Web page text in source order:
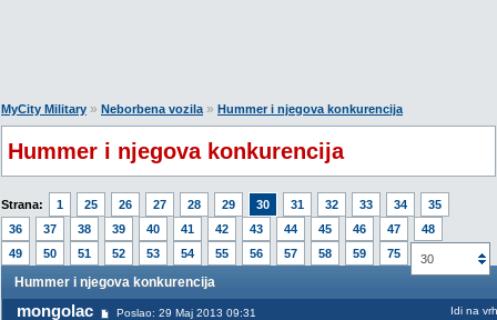
MyCity Military » Neborbena vozila» Hummer i njegova konkurencija
Hummer i njegova konkurencija
Strana: 1 25 26 27 28 29 30 31 32 33 34
35
36
37 38 39 40 41 42 43 44 45 46 47
48
49
50 51 52 53 54 55 56 57 58 59 75 30
Hummer i njegova konkurencija
mongolac Poslao: 29 Maj 2013 09:31 Idi na vrh